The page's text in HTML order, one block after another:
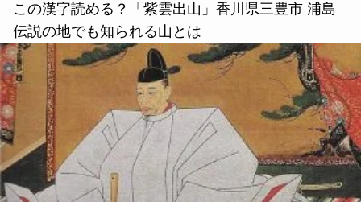
この漢字読める？「紫雲出山」香川県三豊市 浦島
伝説の地でも知られる山とは